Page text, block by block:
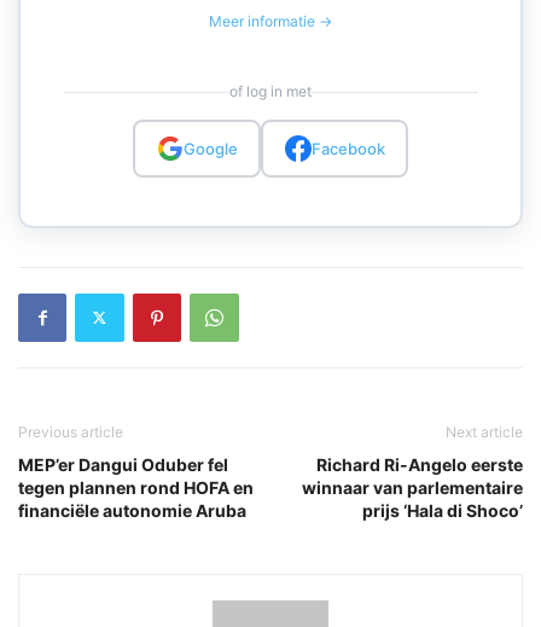
Meer informatie →
of log in met
Google Facebook
Previous article
MEP’er Dangui Oduber fel
tegen plannen rond HOFA en
financiële autonomie Aruba
Next article
Richard Ri-Angelo eerste
winnaar van parlementaire
prijs ‘Hala di Shoco’